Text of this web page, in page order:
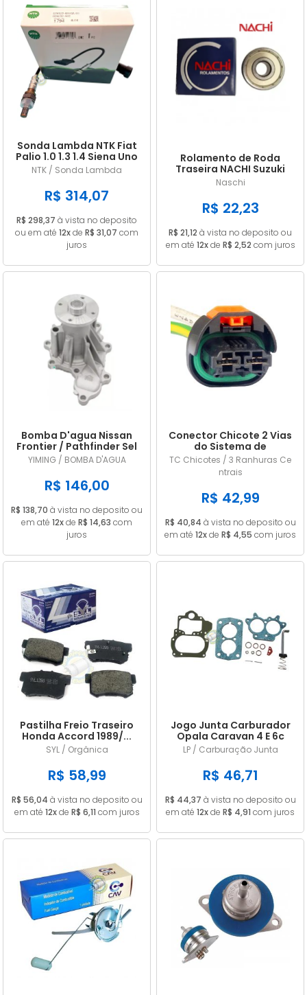
Sonda Lambda NTK Fiat
Palio 1.0 1.3 1.4 Siena Uno
Doblo Punto Strada
NTK / Sonda Lambda
R$ 314,07
R$ 298,37 à vista no deposito
ou em até 12xde R$ 31,07 com
juros
Rolamento de Roda
Traseira NACHI Suzuki
GN 125 Intruder / Yes 125
Naschi
R$ 22,23
R$ 21,12 à vista no deposito ou
em até 12xde R$ 2,52 com juros
Bomba D'agua Nissan
Frontier / Pathfinder Sel
2.5 16v Diesel 2008/...
YIMING / BOMBA D'AGUA
R$ 146,00
R$ 138,70 à vista no deposito ou
em até 12xde R$ 14,63 com
juros
Conector Chicote 2 Vias
do Sistema de
Arrefecimento Renault /
Peugeot
TC Chicotes / 3 Ranhuras Ce
ntrais
R$ 42,99
R$ 40,84 à vista no deposito ou
em até 12xde R$ 4,55 com juros
Pastilha Freio Traseiro
Honda Accord 1989/...
Civic 1.8 2006/...
SYL / Orgânica
R$ 58,99
R$ 56,04 à vista no deposito ou
em até 12xde R$ 6,11 com juros
Jogo Junta Carburador
Opala Caravan 4 E 6c
CARB 446 DFV ALC
LP / Carburação Junta
R$ 46,71
R$ 44,37 à vista no deposito ou
em até 12xde R$ 4,91 com juros